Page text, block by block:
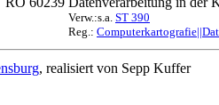
Verw.:s.a. ST 390
Reg.:
, realisiert von Sepp Kuffer